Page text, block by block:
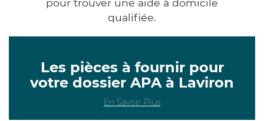
pour trouver une aide à domicile
qualifiée.
Les pièces à fournir pour
votre dossier APA à Laviron
En Savoir Plus